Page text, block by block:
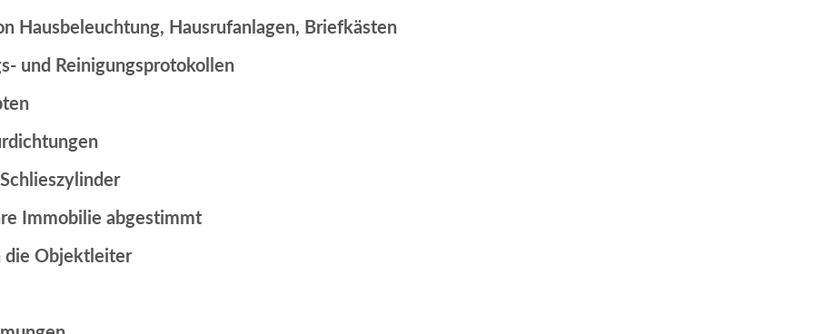
Hausbeleuchtung, Hausrufanlagen, Briefkästen
und Reinigungsprotokollen
Immobilie abgestimmt
die Objektleiter